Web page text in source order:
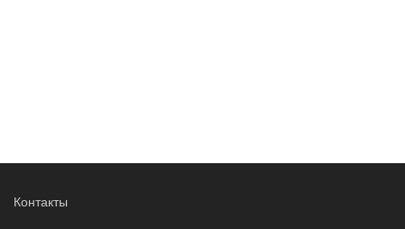
Контакты